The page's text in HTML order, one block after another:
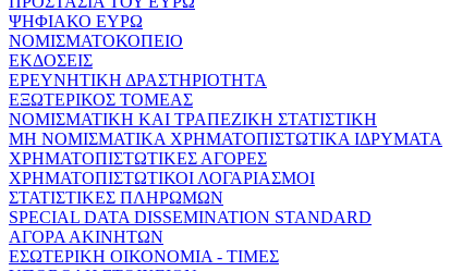
ΨΗΦΙΑΚΟ ΕΥΡΩ
ΝΟΜΙΣΜΑΤΟΚΟΠΕΙΟ
ΕΚΔΟΣΕΙΣ
ΕΡΕΥΝΗΤΙΚΗ ΔΡΑΣΤΗΡΙΟΤΗΤΑ
ΕΞΩΤΕΡΙΚΟΣ ΤΟΜΕΑΣ
ΝΟΜΙΣΜΑΤΙΚΗ ΚΑΙ ΤΡΑΠΕΖΙΚΗ ΣΤΑΤΙΣΤΙΚΗ
ΜΗ ΝΟΜΙΣΜΑΤΙΚΑ ΧΡΗΜΑΤΟΠΙΣΤΩΤΙΚΑ ΙΔΡΥΜΑΤΑ
ΧΡΗΜΑΤΟΠΙΣΤΩΤΙΚΕΣ ΑΓΟΡΕΣ
ΧΡΗΜΑΤΟΠΙΣΤΩΤΙΚΟΙ ΛΟΓΑΡΙΑΣΜΟΙ
ΣΤΑΤΙΣΤΙΚΕΣ ΠΛΗΡΩΜΩΝ
SPECIAL DATA DISSEMINATION STANDARD
ΑΓΟΡΑ ΑΚΙΝΗΤΩΝ
ΕΣΩΤΕΡΙΚΗ ΟΙΚΟΝΟΜΙΑ - ΤΙΜΕΣ